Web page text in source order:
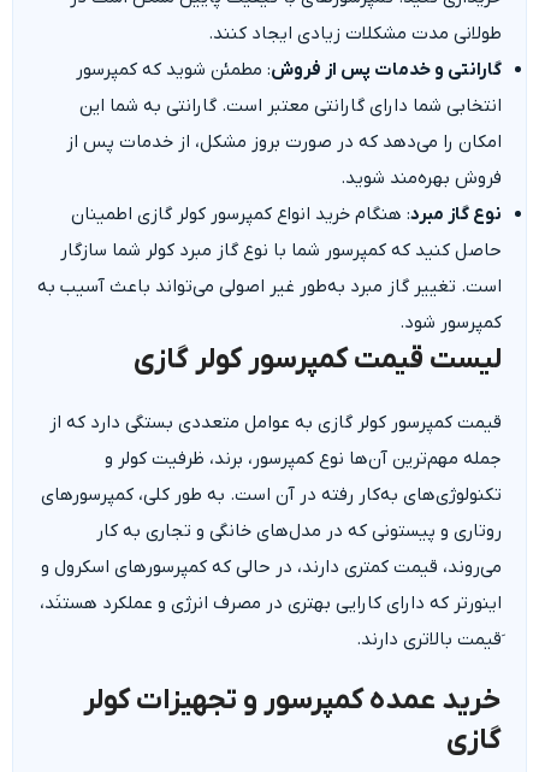
طولانی مدت مشکلات زیادی ایجاد کنند.
گارانتی و خدمات پس از فروش: مطمئن شوید که کمپرسور
انتخابی شما دارای گارانتی معتبر است. گارانتی به شما این
امکان را می‌دهد که در صورت بروز مشکل، از خدمات پس از
فروش بهره‌مند شوید.
نوع گاز مبرد: هنگام خرید انواع کمپرسور کولر گازی اطمینان
حاصل کنید که کمپرسور شما با نوع گاز مبرد کولر شما سازگار
است. تغییر گاز مبرد به‌طور غیر اصولی می‌تواند باعث آسیب به
کمپرسور شود.
لیست قیمت کمپرسور کولر گازی
قیمت کمپرسور کولر گازی به عوامل متعددی بستگی دارد که از
جمله مهم‌ترین آن‌ها نوع کمپرسور، برند، ظرفیت کولر و
تکنولوژی‌های به‌کار رفته در آن است. به طور کلی، کمپرسورهای
روتاری و پیستونی که در مدل‌های خانگی و تجاری به کار
می‌روند، قیمت کمتری دارند، در حالی که کمپرسورهای اسکرول و
اینورتر که دارای کارایی بهتری در مصرف انرژی و عملکرد هستنَد،
َقیمت بالاتری دارند.
خرید عمده کمپرسور و تجهیزات کولر
گازی